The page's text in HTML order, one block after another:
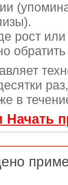
рост
в
Начать